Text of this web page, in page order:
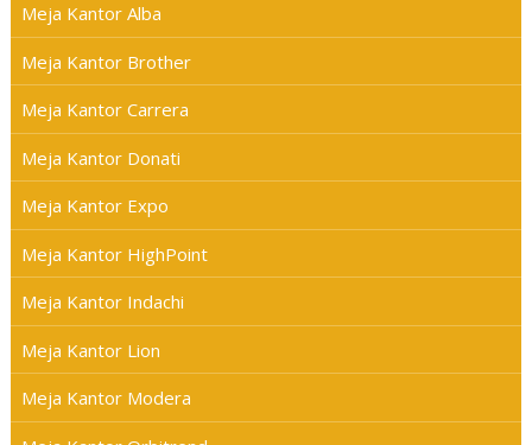
Meja Kantor Alba
Meja Kantor Brother
Meja Kantor Carrera
Meja Kantor Donati
Meja Kantor Expo
Meja Kantor HighPoint
Meja Kantor Indachi
Meja Kantor Lion
Meja Kantor Modera